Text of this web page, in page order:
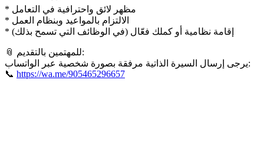
* مظهر لائق واحترافية في التعامل
* الالتزام بالمواعيد وبنظام العمل
* إقامة نظامية أو كملك فعّال (في الوظائف التي تسمح بذلك)
📎 للمهتمين بالتقديم:
يرجى إرسال السيرة الذاتية مرفقة بصورة شخصية عبر الواتساب:
📞 https://wa.me/905465296657